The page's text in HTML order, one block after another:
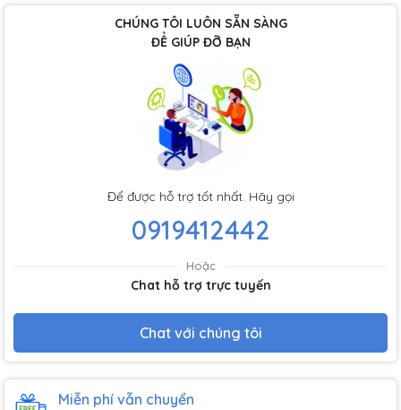
CHÚNG TÔI LUÔN SẴN SÀNG
ĐỂ GIÚP ĐỠ BẠN
Để được hỗ trợ tốt nhất. Hãy gọi
0919412442
Hoặc
Chat hỗ trợ trực tuyến
Chat với chúng tôi
Miễn phí vẫn chuyển